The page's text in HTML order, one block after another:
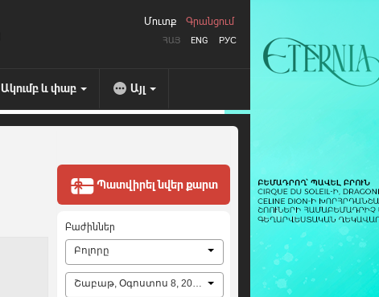
ՀԱՅ ENG РУС
Մուտք Գրանցում
Ակումբ և փաբ Այլ
Պատվիրել նվեր քարտ
Բաժիններ
Բոլորը
Շաբաթ, Օգոստոս 8, 2026